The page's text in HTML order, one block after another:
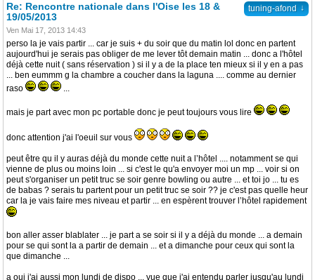
tuning-afond ↓
Re: Rencontre nationale dans l'Oise les 18 &
19/05/2013
Ven Mai 17, 2013 14:43
perso la je vais partir ... car je suis + du soir que du matin lol donc en partent
aujourd'hui je serais pas obliger de me lever tôt demain matin ... donc a l'hôtel
déjà cette nuit ( sans réservation ) si il y a de la place ten mieux si il y en a pas
... ben eummm g la chambre a coucher dans la laguna .... comme au dernier
raso
...
mais je part avec mon pc portable donc je peut toujours vous lire
donc attention j'ai l'oeuil sur vous
peut être qu il y auras déjà du monde cette nuit a l’hôtel .... notamment se qui
vienne de plus ou moins loin ... si c'est le qu'a envoyer moi un mp ... voir si on
peut s'organiser un petit truc se soir genre bowling ou autre ... et toi jo ... tu es
de babas ? serais tu partent pour un petit truc se soir ?? je c'est pas quelle heur
car la je vais faire mes niveau et partir ... en espèrent trouver l’hôtel rapidement
bon aller asser blablater ... je part a se soir si il y a déjà du monde ... a demain
pour se qui sont la a partir de demain ... et a dimanche pour ceux qui sont la
que dimanche ...
a oui j'ai aussi mon lundi de dispo ... vue que j'ai entendu parler jusqu'au lundi